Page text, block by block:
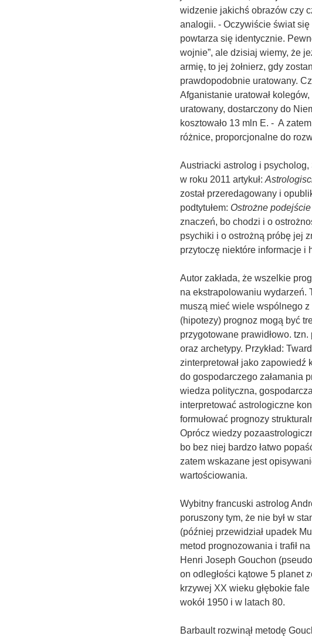
widzenie jakichś obrazów czy
analogii. - Oczywiście świat się
powtarza się identycznie.
wojnie”, ale dzisiaj wiemy, że
armię, to jej żołnierz, gdy
prawdopodobnie uratowany.
Afganistanie uratował
uratowany, dostarczony do
kosztowało 13 mln E. - A
różnice, proporcjonalne do
Austriacki astrolog i
w roku 2011 artykuł:
został przeredagowany i
podtytułem: Ostrożne
znaczeń, bo chodzi i o
psychiki i o ostrożną próbę jej
przytoczę niektóre informacje i
Autor zakłada, że wszelkie
na ekstrapolowaniu wydarzeń.
muszą mieć wiele wspólnego
(hipotezy) prognoz mogą być
przygotowane prawidłowo.
oraz archetypy. Przykład:
zinterpretował jako zapowiedź
do gospodarczego załamania
wiedza polityczna,
interpretować astrologiczne
formułować prognozy
Oprócz wiedzy
bo bez niej bardzo łatwo
zatem wskazane jest
wartościowania.
Wybitny francuski astrolog
poruszony tym, że nie był w
(później przewidział upadek
metod prognozowania i trafił
Henri Joseph Gouchon
on odległości kątowe 5 planet
krzywej XX wieku głębokie
wokół 1950 i w latach 80.
Barbault rozwinął metodę